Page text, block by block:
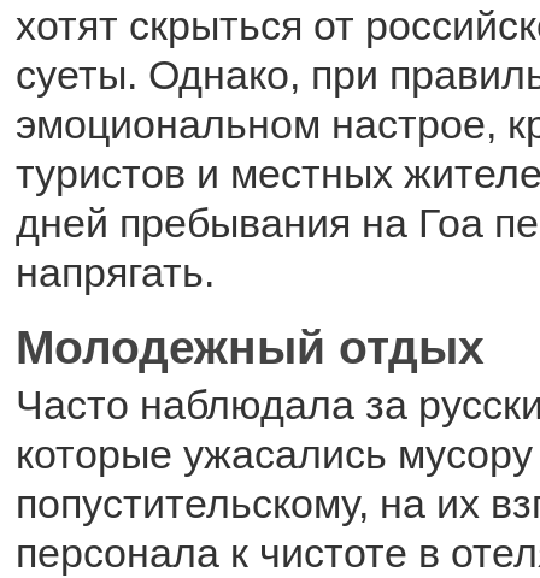
хотят скрыться от
суеты. Однако, при
эмоциональном настрое,
туристов и местных
дней пребывания на Гоа
напрягать.
Молодежный отдых
Часто наблюдала за
которые ужасались
попустительскому, на их
персонала к чистоте в